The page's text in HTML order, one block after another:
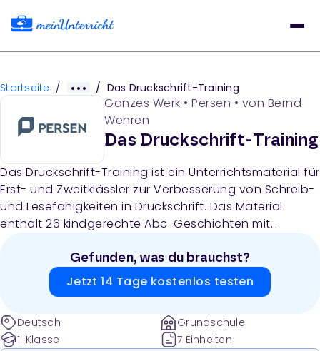
Startseite / / Das Druckschrift-Training
Ganzes Werk • Persen • von Bernd
Wehren
Das Druckschrift-Training
Das Druckschrift-Training ist ein Unterrichtsmaterial für
Erst- und Zweitklässler zur Verbesserung von Schreib-
und Lesefähigkeiten in Druckschrift. Das Material
enthält 26 kindgerechte Abc-Geschichten mit
Nachschreiben, Abschreiben, sinnerfassendem Lesen
und Textverständnis, ergänzt durch einen Schreib-
Pass zur Lernfortschrittskontrolle und eine
Gefunden, was du brauchst?
Jetzt 14 Tage kostenlos testen
Deutsch
1. Klasse
Grundschule
7 Einheiten